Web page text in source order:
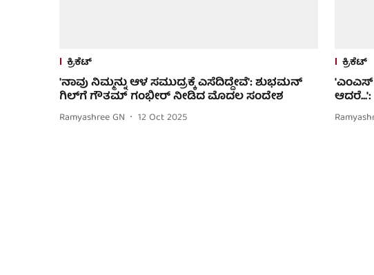
ಕ್ರಿಕೆಟ್
'ನಾವು ನಿಮ್ಮನ್ನು ಆಳ ಸಮುದ್ರಕ್ಕೆ ಎಸೆದಿದ್ದೇವೆ': ಶುಭಮನ್
ಗಿಲ್‌ಗೆ ಗೌತಮ್ ಗಂಭೀರ್ ನೀಡಿದ ಮೊದಲ ಸಂದೇಶ
Ramyashree GN 12 Oct 2025
ಕ್ರಿಕೆಟ್
'ಎಂಎಸ್